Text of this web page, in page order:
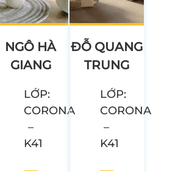
NGÔ HÀ
GIANG
LỚP:
CORONA
–
K41
ĐỖ QUANG
TRUNG
LỚP:
CORONA
–
K41